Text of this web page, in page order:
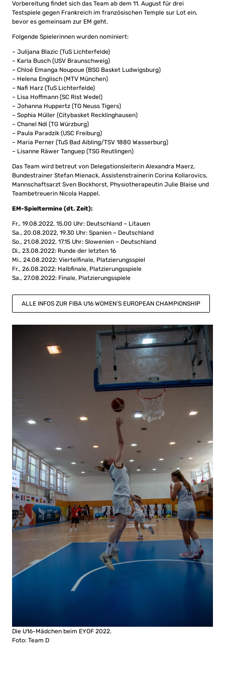
Vorbereitung findet sich das Team ab dem 11. August für drei
Testspiele gegen Frankreich im französischen Temple sur Lot ein,
bevor es gemeinsam zur EM geht.
Folgende Spielerinnen wurden nominiert:
– Julijana Blazic (TuS Lichterfelde)
– Karla Busch (USV Braunschweig)
– Chloé Emanga Noupoue (BSG Basket Ludwigsburg)
– Helena Englisch (MTV München)
– Nafi Harz (TuS Lichterfelde)
– Lisa Hoffmann (SC Rist Wedel)
– Johanna Huppertz (TG Neuss Tigers)
– Sophia Müller (Citybasket Recklinghausen)
– Chanel Ndi (TG Würzburg)
– Paula Paradzik (USC Freiburg)
– Maria Perner (TuS Bad Aibling/TSV 1880 Wasserburg)
– Lisanne Räwer Tanguep (TSG Reutlingen)
Das Team wird betreut von Delegationsleiterin Alexandra Maerz,
Bundestrainer Stefan Mienack, Assistenstrainerin Corina Kollarovics,
Mannschaftsarzt Sven Bockhorst, Physiotherapeutin Julie Blaise und
Teambetreuerin Nicola Happel.
EM-Spieltermine (dt. Zeit):
Fr., 19.08.2022, 15.00 Uhr: Deutschland – Litauen
Sa., 20.08.2022, 19.30 Uhr: Spanien – Deutschland
So., 21.08.2022, 17.15 Uhr: Slowenien – Deutschland
Di., 23.08.2022: Runde der letzten 16
Mi., 24.08.2022: Viertelfinale, Platzierungsspiel
Fr., 26.08.2022: Halbfinale, Platzierungsspiele
Sa., 27.08.2022: Finale, Platzierungsspiele
ALLE INFOS ZUR FIBA U16 WOMEN’S EUROPEAN CHAMPIONSHIP
Die U16-Mädchen beim EYOF 2022.
Foto: Team D